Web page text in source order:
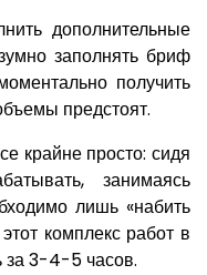
дополнительные
заполнять бриф
получить
предстоят.
крайне просто: сидя
занимаясь
лишь «набить
комплекс работ в
за 3-4-5 часов.